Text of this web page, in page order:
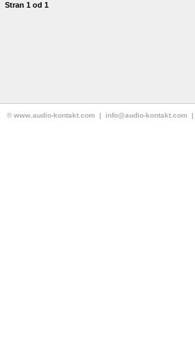
Stran 1 od 1
© www.audio-kontakt.com | info@audio-kontakt.com |